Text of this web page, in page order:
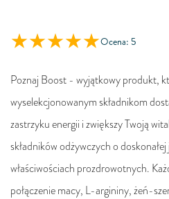
Ocena: 5
Poznaj Boost - wyjątkowy produkt,
wyselekcjonowanym składnikom
zastrzyku energii i zwiększy Twoją
składników odżywczych o
właściwościach prozdrowotnych.
połączenie macy, L-argininy, żeń-